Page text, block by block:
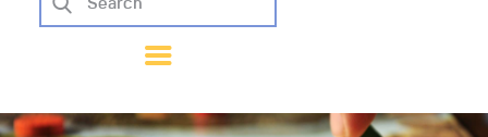
SCAMBIA
AIUTO